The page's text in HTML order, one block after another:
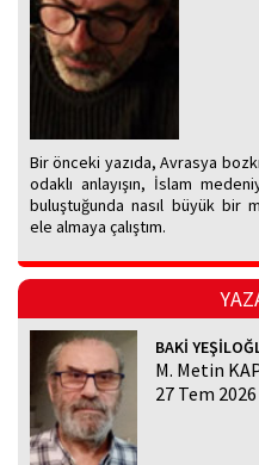
Bir önceki yazıda, Avrasya
odaklı anlayışın, İslam
buluştuğunda nasıl büyük bir
ele almaya çalıştım.
BAKİ
M. Metin
27 Tem 2026